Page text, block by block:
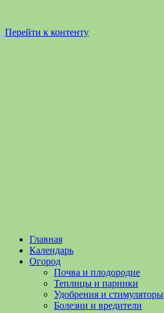
Перейти к контенту
Садоводство
Огородничество
Садоводство
огородничество
полезные
Главная
Календарь
Огород
Почва и плодородие
Теплицы и парники
Удобрения и стимуляторы
Болезни и вредители